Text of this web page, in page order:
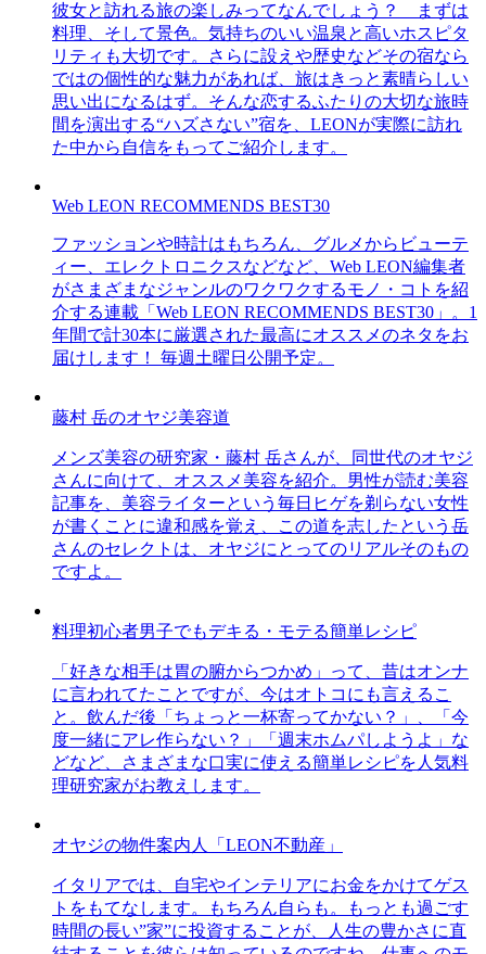
彼女と訪れる旅の楽しみってなんでしょう？ まずは
料理、そして景色。気持ちのいい温泉と高いホスピタ
リティも大切です。さらに設えや歴史などその宿なら
ではの個性的な魅力があれば、旅はきっと素晴らしい
思い出になるはず。そんな恋するふたりの大切な旅時
間を演出する“ハズさない”宿を、LEONが実際に訪れ
た中から自信をもってご紹介します。
Web LEON RECOMMENDS BEST30
ファッションや時計はもちろん、グルメからビューテ
ィー、エレクトロニクスなどなど、Web LEON編集者
がさまざまなジャンルのワクワクするモノ・コトを紹
介する連載「Web LEON RECOMMENDS BEST30」。1
年間で計30本に厳選された最高にオススメのネタをお
届けします！ 毎週土曜日公開予定。
藤村 岳のオヤジ美容道
メンズ美容の研究家・藤村 岳さんが、同世代のオヤジ
さんに向けて、オススメ美容を紹介。男性が読む美容
記事を、美容ライターという毎日ヒゲを剃らない女性
が書くことに違和感を覚え、この道を志したという岳
さんのセレクトは、オヤジにとってのリアルそのもの
ですよ。
料理初心者男子でもデキる・モテる簡単レシピ
「好きな相手は胃の腑からつかめ」って、昔はオンナ
に言われてたことですが、今はオトコにも言えるこ
と。飲んだ後「ちょっと一杯寄ってかない？」、「今
度一緒にアレ作らない？」「週末ホムパしようよ」な
どなど、さまざまな口実に使える簡単レシピを人気料
理研究家がお教えします。
オヤジの物件案内人「LEON不動産」
イタリアでは、自宅やインテリアにお金をかけてゲス
トをもてなします。もちろん自らも。もっとも過ごす
時間の長い”家”に投資することが、人生の豊かさに直